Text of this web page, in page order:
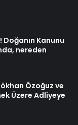
Doğanın Kanunu
nereden
Özoğuz ve
Üzere Adliyeye